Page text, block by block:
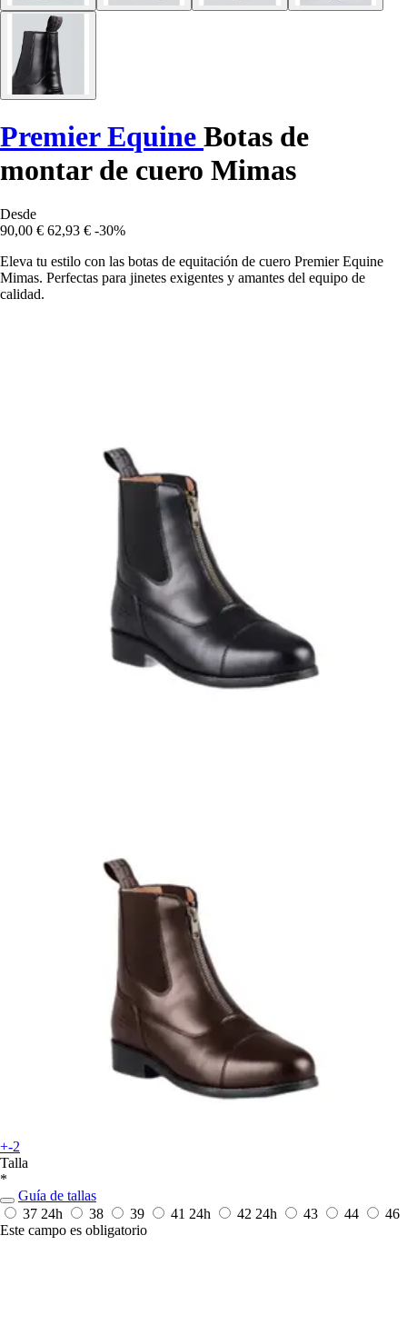
Premier Equine Botas de
montar de cuero Mimas
Desde
90,00 € 62,93 € -30%
Eleva tu estilo con las botas de equitación de cuero Premier Equine
Mimas. Perfectas para jinetes exigentes y amantes del equipo de
calidad.
+-2
Talla
*
Guía de tallas
37 24h 38 39 41 24h 42 24h 43 44
46
Este campo es obligatorio